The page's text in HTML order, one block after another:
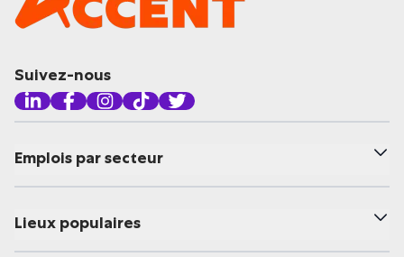
Suivez-nous
Emplois par secteur
Lieux populaires